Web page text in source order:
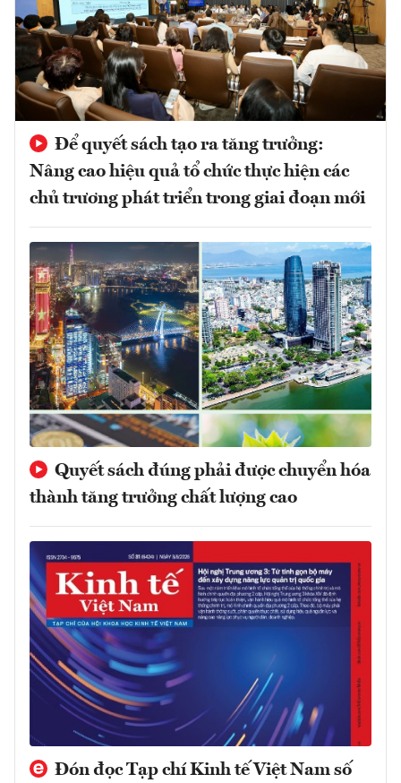
Để quyết sách tạo ra tăng trưởng:
Nâng cao hiệu quả tổ chức thực hiện các
chủ trương phát triển trong giai đoạn mới
Quyết sách đúng phải được chuyển hóa
thành tăng trưởng chất lượng cao
Đón đọc Tạp chí Kinh tế Việt Nam số